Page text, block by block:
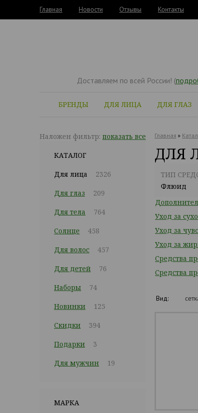
Главная Новости Отзывы Контакты
Доставляем по всей России! (
БРЕНДЫ ДЛЯ ЛИЦА ДЛЯ ГЛАЗ
Наложен фильтр: показать все
КАТАЛОГ
Для лица 2326
Для глаз 209
Для тела 764
Солнце 458
Для волос 457
Для детей 76
Наборы 74
Новинки 125
Скидки 394
Подарки 3
Для мужчин 19
МАРКА
Главная »
ДЛЯ
ТИП
Флюид
Уход за
Уход за
Уход за
Средства
Средства
Вид: